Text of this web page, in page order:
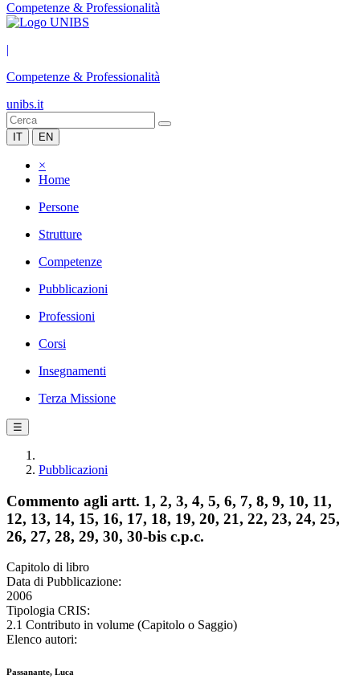
Competenze & Professionalità
|
Competenze & Professionalità
unibs.it
IT EN
×
Home
Persone
Strutture
Competenze
Pubblicazioni
Professioni
Corsi
Insegnamenti
Terza Missione
☰
Pubblicazioni
Commento agli artt. 1, 2, 3, 4, 5, 6, 7, 8, 9, 10, 11,
12, 13, 14, 15, 16, 17, 18, 19, 20, 21, 22, 23, 24, 25,
26, 27, 28, 29, 30, 30-bis c.p.c.
Capitolo di libro
Data di Pubblicazione:
2006
Tipologia CRIS:
2.1 Contributo in volume (Capitolo o Saggio)
Elenco autori:
Passanante, Luca